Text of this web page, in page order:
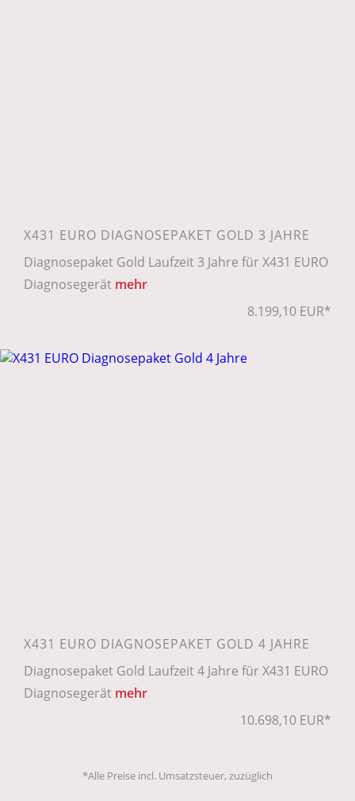
X431 EURO DIAGNOSEPAKET GOLD 3 JAHRE
Diagnosepaket Gold Laufzeit 3 Jahre für X431 EURO
Diagnosegerät mehr
8.199,10 EUR*
X431 EURO DIAGNOSEPAKET GOLD 4 JAHRE
Diagnosepaket Gold Laufzeit 4 Jahre für X431 EURO
Diagnosegerät mehr
10.698,10 EUR*
*Alle Preise incl. Umsatzsteuer, zuzüglich